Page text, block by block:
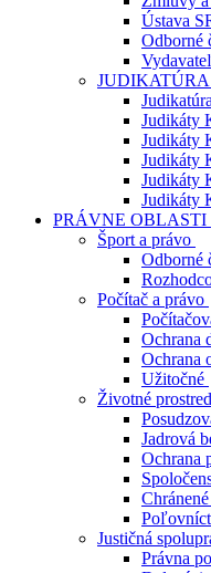
Ústava
Odborné
Judikáty
Judikáty
Judikáty
Judikáty
Judikáty
PRÁVNE OBLASTI
Šport a právo
Odborné
Počítač a právo
Ochrana
Ochrana
Užitočné
Životné
Jadrová
Ochrana
Justičná
Právna